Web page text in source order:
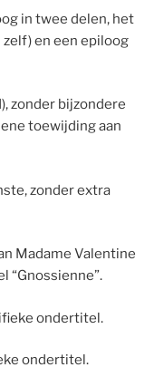
in twee delen, het
en een epiloog
zonder bijzondere
toewijding aan
zonder extra
Madame Valentine
“Gnossienne”.
ondertitel.
ondertitel.